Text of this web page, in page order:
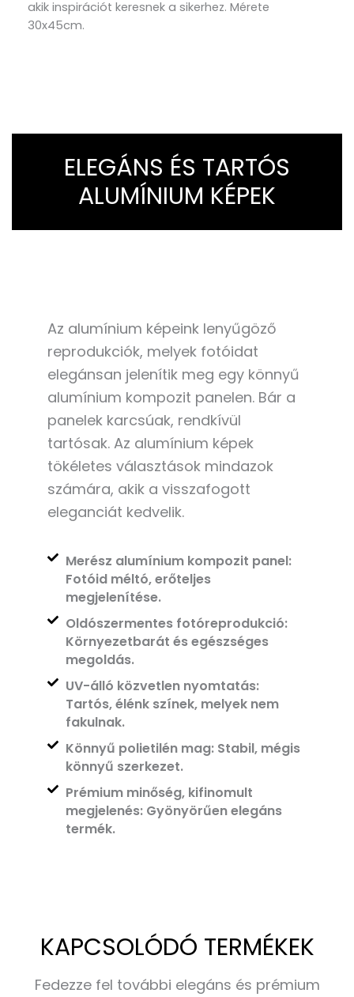
akik inspirációt keresnek a sikerhez. Mérete
30x45cm.
ELEGÁNS ÉS TARTÓS
ALUMÍNIUM KÉPEK
Az alumínium képeink lenyűgöző
reprodukciók, melyek fotóidat
elegánsan jelenítik meg egy könnyű
alumínium kompozit panelen. Bár a
panelek karcsúak, rendkívül
tartósak. Az alumínium képek
tökéletes választások mindazok
számára, akik a visszafogott
eleganciát kedvelik.
Merész alumínium kompozit panel:
Fotóid méltó, erőteljes
megjelenítése.
Oldószermentes fotóreprodukció:
Környezetbarát és egészséges
megoldás.
UV-álló közvetlen nyomtatás:
Tartós, élénk színek, melyek nem
fakulnak.
Könnyű polietilén mag: Stabil, mégis
könnyű szerkezet.
Prémium minőség, kifinomult
megjelenés: Gyönyörűen elegáns
termék.
KAPCSOLÓDÓ TERMÉKEK
Fedezze fel további elegáns és prémium